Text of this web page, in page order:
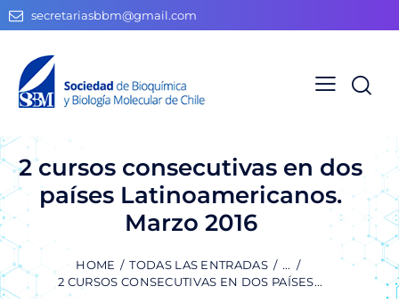
secretariasbbm@gmail.com
2 cursos consecutivas en dos
países Latinoamericanos.
Marzo 2016
HOME TODAS LAS ENTRADAS
...
2 CURSOS CONSECUTIVAS EN DOS PAÍSES...